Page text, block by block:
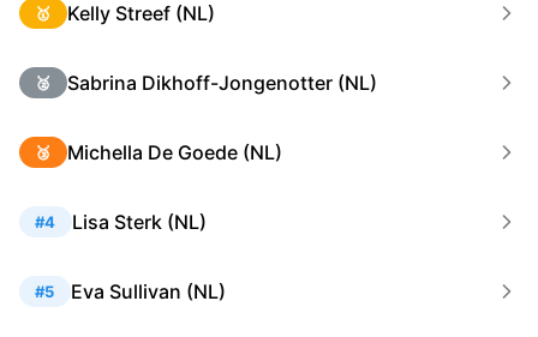
🥇 Kelly Streef (NL)
🥈 Sabrina Dikhoff-Jongenotter (NL)
🥉 Michella De Goede (NL)
#4 Lisa Sterk (NL)
#5 Eva Sullivan (NL)